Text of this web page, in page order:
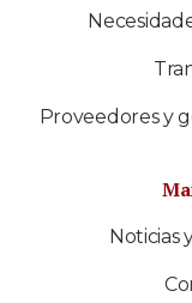
Proveedores y
Noticias